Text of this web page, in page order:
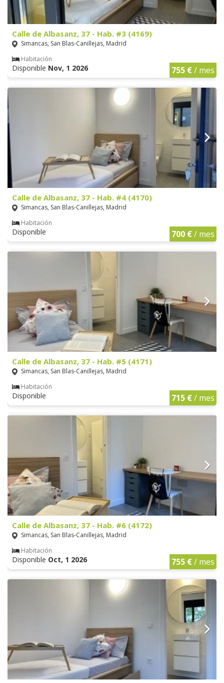
Calle de Albasanz, 37 - Hab. #3 (4169)
Simancas, San Blas-Canillejas, Madrid
Habitación
Disponible Nov, 1 2026 755 €/ mes
Calle de Albasanz, 37 - Hab. #4 (4170)
Simancas, San Blas-Canillejas, Madrid
Habitación
Disponible 700 €/ mes
Calle de Albasanz, 37 - Hab. #5 (4171)
Simancas, San Blas-Canillejas, Madrid
Habitación
Disponible 715 €/ mes
Calle de Albasanz, 37 - Hab. #6 (4172)
Simancas, San Blas-Canillejas, Madrid
Habitación
Disponible Oct, 1 2026 755 €/ mes